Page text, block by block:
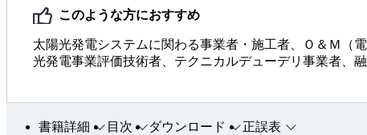
このような方におすすめ
太陽光発電システムに関わる事業者・施工者、Ｏ＆Ｍ（
光発電事業評価技術者、テクニカルデューデリ事業者、
書籍詳細 目次 ダウンロード 正誤表